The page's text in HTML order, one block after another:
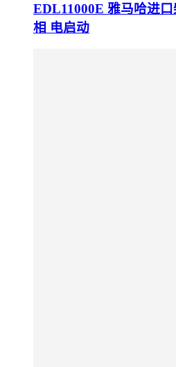
EDL11000E 雅马哈进
相 电启动